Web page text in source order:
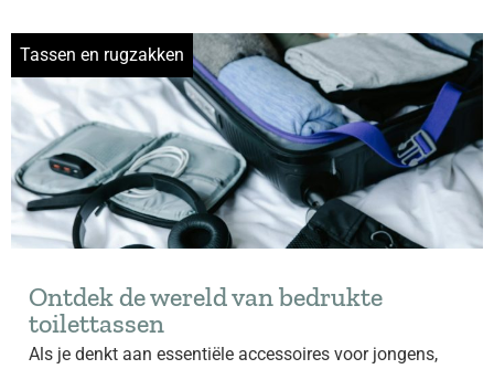
Tassen en rugzakken
Ontdek de wereld van bedrukte
toilettassen
Als je denkt aan essentiële accessoires voor jongens,